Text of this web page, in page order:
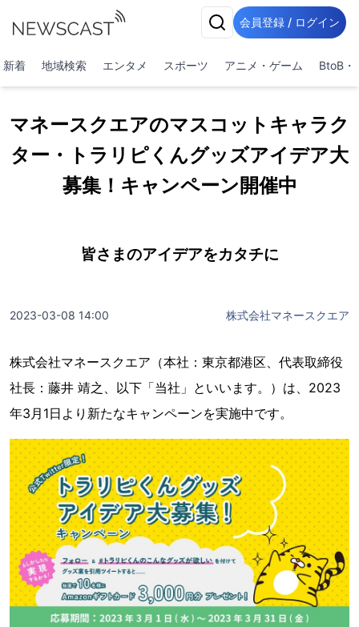
会員登録 / ログイン
新着 地域検索 エンタメ スポーツ アニメ・ゲーム BtoB・
マネースクエアのマスコットキャラク
ター・トラリピくんグッズアイデア大
募集！キャンペーン開催中
皆さまのアイデアをカタチに
2023-03-08 14:00 株式会社マネースクエア
株式会社マネースクエア（本社：東京都港区、代表取締役
社長：藤井 靖之、以下「当社」といいます。）は、2023
年3月1日より新たなキャンペーンを実施中です。